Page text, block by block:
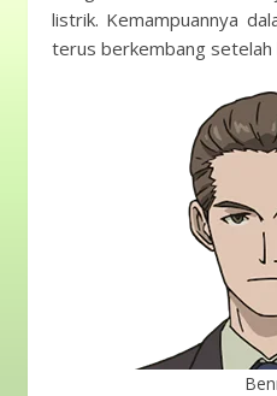
listrik. Kemampuannya
terus berkembang setelah